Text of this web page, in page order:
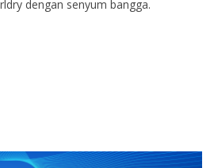
dengan senyum bangga.